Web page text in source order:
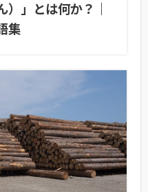
）」とは何か？｜
集